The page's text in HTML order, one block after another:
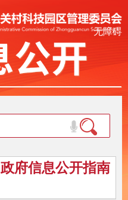
无障碍
政府信息公开指南